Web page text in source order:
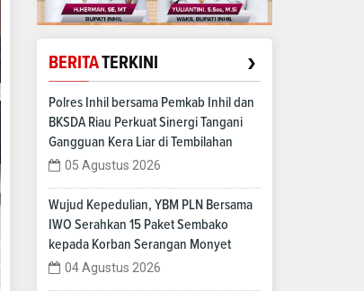
BERITATERKINI ›
Polres Inhil bersama Pemkab Inhil dan
BKSDA Riau Perkuat Sinergi Tangani
Gangguan Kera Liar di Tembilahan
05 Agustus 2026
Wujud Kepedulian, YBM PLN Bersama
IWO Serahkan 15 Paket Sembako
kepada Korban Serangan Monyet
04 Agustus 2026